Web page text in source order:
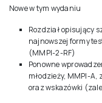
Nowe w tym wydaniu
Rozdział opisujący
najnowszej formy
(MMPI-2-RF)
Ponowne
młodzieży, MMPI-
oraz wskazówki